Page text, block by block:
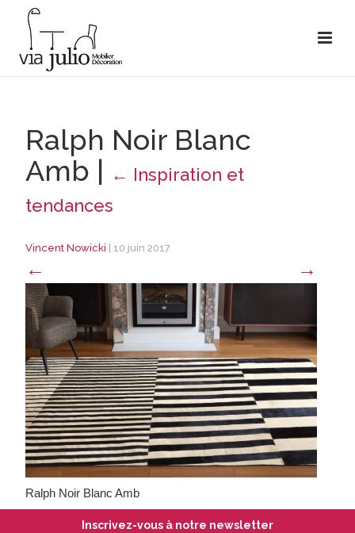
Ralph Noir Blanc
Amb | ← Inspiration et
tendances
Vincent Nowicki 10 juin 2017
← →
Ralph Noir Blanc Amb
Inscrivez-vous à notre newsletter